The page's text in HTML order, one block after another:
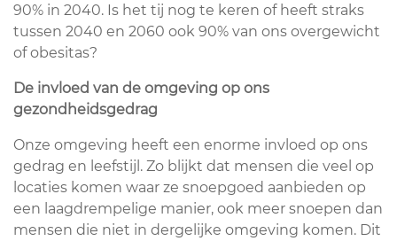
90% in 2040. Is het tij nog te keren of heeft straks
tussen 2040 en 2060 ook 90% van ons overgewicht
of obesitas?
De invloed van de omgeving op ons
gezondheidsgedrag
Onze omgeving heeft een enorme invloed op ons
gedrag en leefstijl. Zo blijkt dat mensen die veel op
locaties komen waar ze snoepgoed aanbieden op
een laagdrempelige manier, ook meer snoepen dan
mensen die niet in dergelijke omgeving komen. Dit